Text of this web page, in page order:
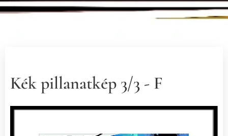
.
Kék pillanatkép 3/3 - F